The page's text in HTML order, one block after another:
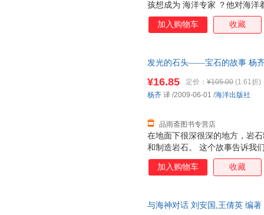
孩想成为 海洋专家 ？他对海洋
洋， 《 小小少年探索海洋之极
海洋探索梦想 。 海洋探险家
洋海岸,然后到南美,*后在阿根
高清图片，时刻吸引孩子眼球
里？是不是说了也糊涂？书中
加入购物车 收藏
发光的石头——宝石的故事 杨
在地面下很深很深的地方，岩
和制造岩石。 这个故事告诉我
怎样经过数亿年来到地面上。
¥16.85 定价： ¥105.00 (1.61折)
品雨斋图书专营店
杨齐 译 /2009-06-01 /海洋出版社
加入购物车 收藏
与海神对话 刘安国,王倩英 编